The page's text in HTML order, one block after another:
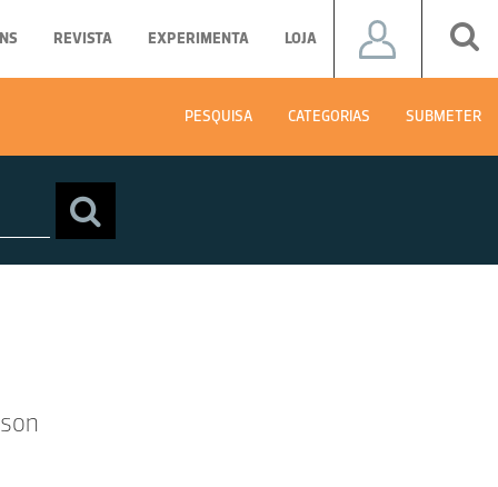
REVISTA EXPERIMENTA LOJA
PESQUISA CATEGORIAS SUBMETER